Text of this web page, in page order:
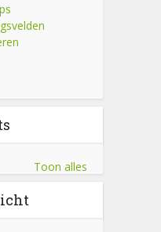
Toon alles